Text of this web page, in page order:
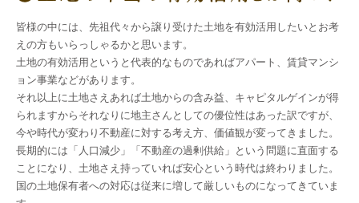
皆様の中には、先祖代々から譲り受けた土地を有効活用したいとお考
えの方もいらっしゃるかと思います。
土地の有効活用というと代表的なものであればアパート、賃貸マンシ
ョン事業などがあります。
それ以上に土地さえあれば土地からの含み益、キャピタルゲインが得
られますからそれなりに地主さんとしての優位性はあった訳ですが、
今や時代が変わり不動産に対する考え方、価値観が変ってきました。
長期的には「人口減少」「不動産の過剰供給」という問題に直面する
ことになり、土地さえ持っていれば安心という時代は終わりました。
国の土地保有者への対応は従来に増して厳しいものになってきていま